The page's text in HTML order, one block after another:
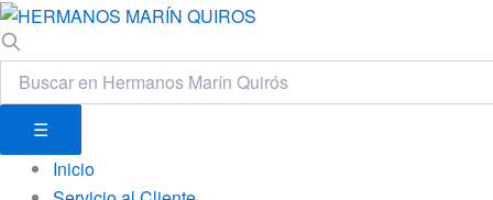
☰
Inicio